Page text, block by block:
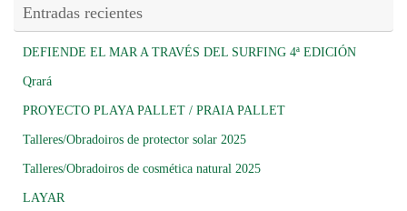
Entradas recientes
DEFIENDE EL MAR A TRAVÉS DEL SURFING 4ª EDICIÓN
Qrará
PROYECTO PLAYA PALLET / PRAIA PALLET
Talleres/Obradoiros de protector solar 2025
Talleres/Obradoiros de cosmética natural 2025
LAYAR